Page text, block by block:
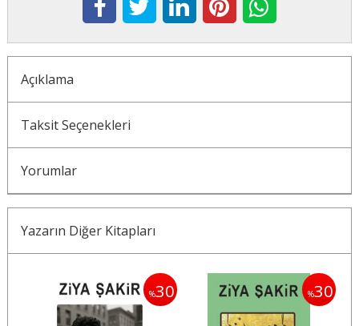
Açıklama
Taksit Seçenekleri
Yorumlar
Yazarın Diğer Kitapları
%30 %30